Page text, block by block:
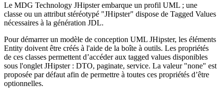
Le MDG Technology JHipster embarque un profil UML ; une
classe ou un attribut stéréotypé "JHipster" dispose de Tagged Values
nécessaires à la génération JDL.
Pour démarrer un modèle de conception UML JHipster, les éléments
Entity doivent être créés à l'aide de la boîte à outils. Les propriétés
de ces classes permettent d’accéder aux tagged values disponibles
sous l'onglet JHipster : DTO, paginate, service. La valeur "none" est
proposée par défaut afin de permettre à toutes ces propriétés d’être
optionnelles.